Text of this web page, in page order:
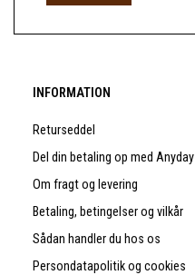
INFORMATION
Returseddel
Del din betaling op med Anyday
Om fragt og levering
Betaling, betingelser og vilkår
Sådan handler du hos os
Persondatapolitik og cookies